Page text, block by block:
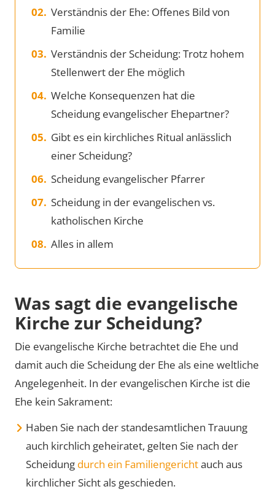
Verständnis der Ehe: Offenes Bild von
Familie
Verständnis der Scheidung: Trotz hohem
Stellenwert der Ehe möglich
Welche Konsequenzen hat die
Scheidung evangelischer Ehepartner?
Gibt es ein kirchliches Ritual anlässlich
einer Scheidung?
Scheidung evangelischer Pfarrer
Scheidung in der evangelischen vs.
katholischen Kirche
Alles in allem
Was sagt die evangelische
Kirche zur Scheidung?
Die evangelische Kirche betrachtet die Ehe und
damit auch die Scheidung der Ehe als eine weltliche
Angelegenheit. In der evangelischen Kirche ist die
Ehe kein Sakrament:
Haben Sie nach der standesamtlichen Trauung
auch kirchlich geheiratet, gelten Sie nach der
Scheidung durch ein Familiengerichtauch aus
kirchlicher Sicht als geschieden.